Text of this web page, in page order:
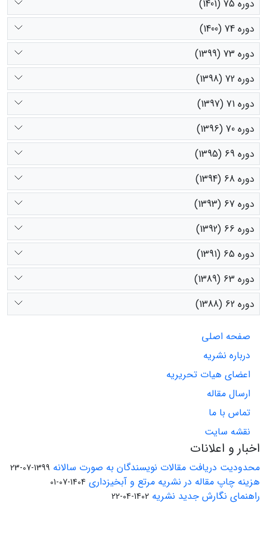
دوره 75 (1401)
دوره 74 (1400)
دوره 73 (1399)
دوره 72 (1398)
دوره 71 (1397)
دوره 70 (1396)
دوره 69 (1395)
دوره 68 (1394)
دوره 67 (1393)
دوره 66 (1392)
دوره 65 (1391)
دوره 63 (1389)
دوره 62 (1388)
صفحه اصلی
درباره نشریه
اعضای هیات تحریریه
ارسال مقاله
تماس با ما
نقشه سایت
اخبار و اعلانات
محدودیت دریافت مقالات نویسندگان به صورت سالانه 1399-07-23
هزینه چاپ مقاله در نشریه مرتع و آبخیزداری 1404-07-01
راهنمای نگارش جدید نشریه 1402-04-22